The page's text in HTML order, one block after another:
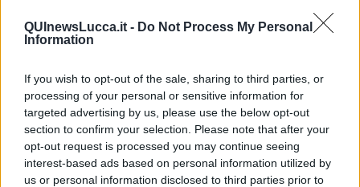
QUInewsLucca.it - Do Not Process My Personal
Information
If you wish to opt-out of the sale, sharing to third parties, or
processing of your personal or sensitive information for
targeted advertising by us, please use the below opt-out
section to confirm your selection. Please note that after your
opt-out request is processed you may continue seeing
interest-based ads based on personal information utilized by
us or personal information disclosed to third parties prior to
Inventiamoci un giorno di festa di riparazione per questi sfortunati.
Giorno del Non Natale, da scegliere nella seconda quindicina
di giugno, nel quale tutti questi infelici possano ricevere un dono
Del resto, se ci hanno rivogato Halloween da qualche anno a
questa parte, potremmo pure noi inventare qualcosa che abbia un
senso, per rilanciare l’economia, e rendere giustizia a tutti i
discriminati.
Facciamo un gruppo, un movimento, pretendiamo che i partiti
inseriscano nel loro programma questa sacrosanta battaglia.